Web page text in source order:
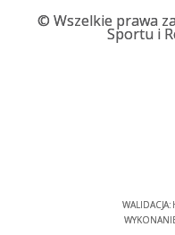
© Wszelkie prawa
Sportu i
WALIDACJA: